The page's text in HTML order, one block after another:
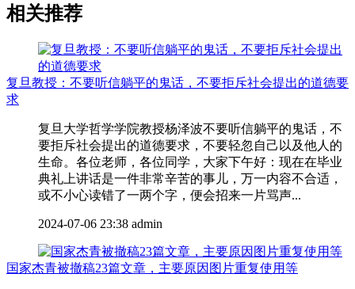
相关推荐
复旦教授：不要听信躺平的鬼话，不要拒斥社会提出的道德要
求
复旦大学哲学学院教授杨泽波不要听信躺平的鬼话，不
要拒斥社会提出的道德要求，不要轻忽自己以及他人的
生命。各位老师，各位同学，大家下午好：现在在毕业
典礼上讲话是一件非常辛苦的事儿，万一内容不合适，
或不小心读错了一两个字，便会招来一片骂声...
2024-07-06 23:38 admin
国家杰青被撤稿23篇文章，主要原因图片重复使用等